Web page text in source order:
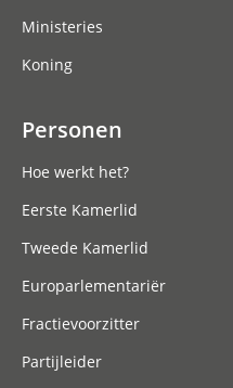
Ministeries
Koning
Personen
Hoe werkt het?
Eerste Kamerlid
Tweede Kamerlid
Europarlementariër
Fractievoorzitter
Partijleider